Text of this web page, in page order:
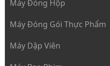
Máy Đóng Hộp
Máy Đóng Gói Thực Phẩm
Máy Dập Viên